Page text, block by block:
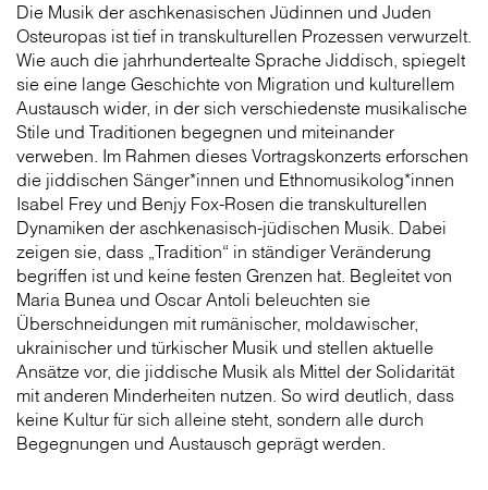
Die Musik der aschkenasischen Jüdinnen und Juden
Osteuropas ist tief in transkulturellen Prozessen verwurzelt.
Wie auch die jahrhundertealte Sprache Jiddisch, spiegelt
sie eine lange Geschichte von Migration und kulturellem
Austausch wider, in der sich verschiedenste musikalische
Stile und Traditionen begegnen und miteinander
verweben. Im Rahmen dieses Vortragskonzerts erforschen
die jiddischen Sänger*innen und Ethnomusikolog*innen
Isabel Frey und Benjy Fox-Rosen die transkulturellen
Dynamiken der aschkenasisch-jüdischen Musik. Dabei
zeigen sie, dass „Tradition“ in ständiger Veränderung
begriffen ist und keine festen Grenzen hat. Begleitet von
Maria Bunea und Oscar Antoli beleuchten sie
Überschneidungen mit rumänischer, moldawischer,
ukrainischer und türkischer Musik und stellen aktuelle
Ansätze vor, die jiddische Musik als Mittel der Solidarität
mit anderen Minderheiten nutzen. So wird deutlich, dass
keine Kultur für sich alleine steht, sondern alle durch
Begegnungen und Austausch geprägt werden.